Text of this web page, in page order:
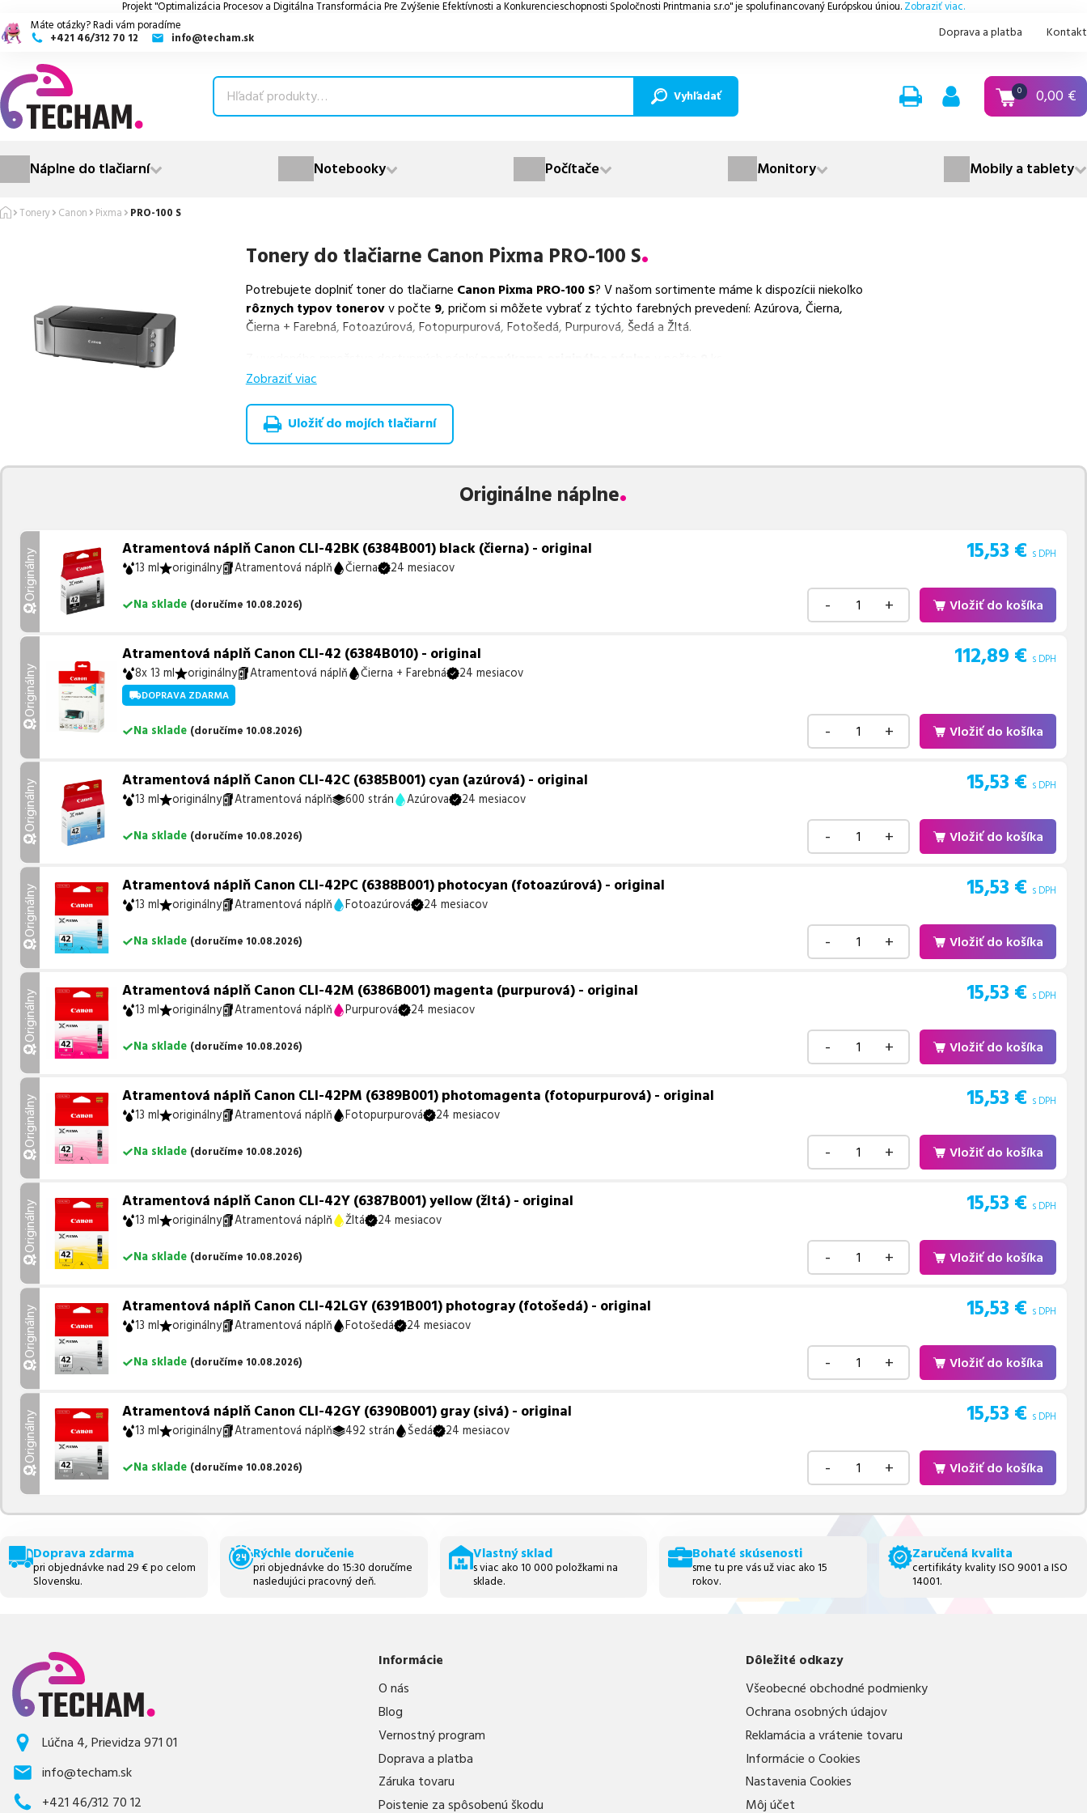
Projekt "Optimalizácia Procesov a Digitálna Transformácia Pre Zvýšenie Efektívnosti a Konkurencieschopnosti Spoločnosti Printmania s.r.o" je spolufinancovaný Európskou úniou. Zobraziť viac.
Máte otázky? Radi vám poradíme
+421 46/312 70 12
info@techam.sk Doprava a platba Kontakt
Vyhľadať 0 0,00 €
Náplne do tlačiarní Notebooky Počítače Monitory Mobily a tablety
Tonery Canon Pixma PRO-100 S
Tonery do tlačiarne Canon Pixma PRO-100 S
Potrebujete doplniť toner do tlačiarne Canon Pixma PRO-100 S? V našom sortimente máme k dispozícii niekoľko
rôznych typov tonerovv počte 9, pričom si môžete vybrať z týchto farebných prevedení: Azúrova, Čierna,
Čierna + Farebná, Fotoazúrová, Fotopurpurová, Fotošedá, Purpurová, Šedá a Žltá.
Celá táto certifikovaná ponuka, spĺňajúca normy ISO 9001 a 14001, zaručuje bezproblémovú tlač.
produktu nás nájdete už od15,53€.
Vieme, že pri nákupe zohráva dôležitú úlohu aj dostupnosť. Preto sa snažíme
Ak si pri výbere nie ste istí, ktoré riešenie je pre vaše potreby najvhodnejšie, alebo máte akékoľvek ďalšie otázky,
najlepšie riešenie.
Zobraziť viac
Uložiť do mojích tlačiarní
Originálne náplne
Originálny Atramentová náplň Canon CLI-42BK (6384B001) black (čierna) - original 15,53 € s DPH
13 ml originálny Atramentová náplň Čierna 24 mesiacov
Na sklade (doručíme 10.08.2026) - + Vložiť do košíka
Originálny
Atramentová náplň Canon CLI-42 (6384B010) - original 112,89 € s DPH
8x 13 ml originálny Atramentová náplň Čierna + Farebná 24 mesiacov
DOPRAVA ZDARMA
Na sklade (doručíme 10.08.2026) - + Vložiť do košíka
Originálny Atramentová náplň Canon CLI-42C (6385B001) cyan (azúrová) - original 15,53 € s DPH
13 ml originálny Atramentová náplň 600 strán Azúrova 24 mesiacov
Na sklade (doručíme 10.08.2026) - + Vložiť do košíka
Originálny Atramentová náplň Canon CLI-42PC (6388B001) photocyan (fotoazúrová) - original 15,53 € s DPH
13 ml originálny Atramentová náplň Fotoazúrová 24 mesiacov
Na sklade (doručíme 10.08.2026) - + Vložiť do košíka
Originálny Atramentová náplň Canon CLI-42M (6386B001) magenta (purpurová) - original 15,53 € s DPH
13 ml originálny Atramentová náplň Purpurová 24 mesiacov
Na sklade (doručíme 10.08.2026) - + Vložiť do košíka
Originálny Atramentová náplň Canon CLI-42PM (6389B001) photomagenta (fotopurpurová) - original 15,53 € s DPH
13 ml originálny Atramentová náplň Fotopurpurová 24 mesiacov
Na sklade (doručíme 10.08.2026) - + Vložiť do košíka
Originálny Atramentová náplň Canon CLI-42Y (6387B001) yellow (žltá) - original 15,53 € s DPH
13 ml originálny Atramentová náplň Žltá 24 mesiacov
Na sklade (doručíme 10.08.2026) - + Vložiť do košíka
Originálny Atramentová náplň Canon CLI-42LGY (6391B001) photogray (fotošedá) - original 15,53 € s DPH
13 ml originálny Atramentová náplň Fotošedá 24 mesiacov
Na sklade (doručíme 10.08.2026) - + Vložiť do košíka
Originálny Atramentová náplň Canon CLI-42GY (6390B001) gray (sivá) - original 15,53 € s DPH
13 ml originálny Atramentová náplň 492 strán Šedá 24 mesiacov
Na sklade (doručíme 10.08.2026) - + Vložiť do košíka
Doprava zdarma
pri objednávke nad 29 € po celom
Slovensku.
Rýchle doručenie
pri objednávke do 15:30 doručíme
nasledujúci pracovný deň.
Vlastný sklad
s viac ako 10 000 položkami na
sklade.
Bohaté skúsenosti
sme tu pre vás už viac ako 15
rokov.
Zaručená kvalita
certifikáty kvality ISO 9001 a ISO
14001.
Lúčna 4, Prievidza 971 01
info@techam.sk
+421 46/312 70 12
Informácie
O nás
Blog
Vernostný program
Doprava a platba
Záruka tovaru
Poistenie za spôsobenú škodu
Dôležité odkazy
Všeobecné obchodné podmienky
Ochrana osobných údajov
Reklamácia a vrátenie tovaru
Informácie o Cookies
Nastavenia Cookies
Môj účet